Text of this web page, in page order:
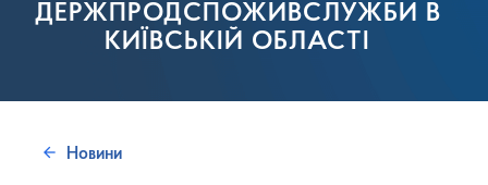
ДЕРЖПРОДСПОЖИВСЛУЖБИ В
КИЇВСЬКІЙ ОБЛАСТІ
Новини